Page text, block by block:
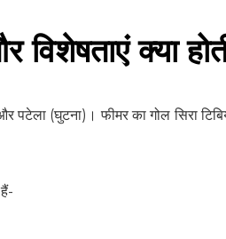
क्या
और पटेला (घुटना)। फीमर का गोल सिरा